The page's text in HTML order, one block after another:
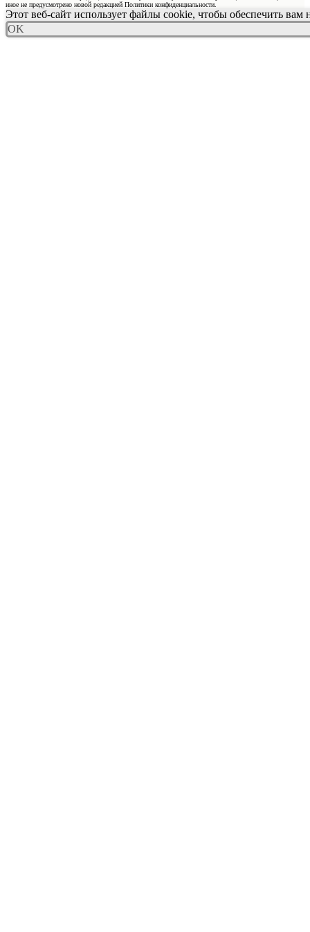
иное не предусмотрено новой редакцией Политики конфиденциальности.
Этот веб-сайт использует файлы cookie, чтобы обеспечить вам
OK